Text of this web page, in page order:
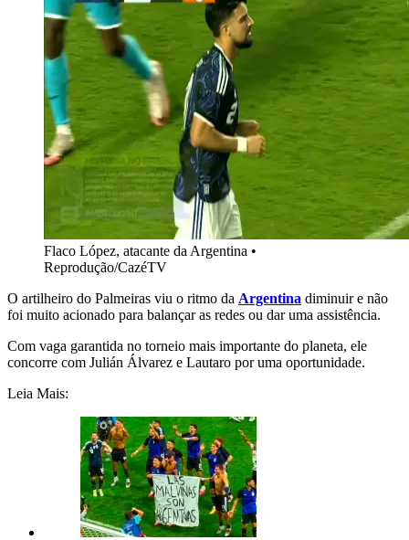
Flaco López, atacante da Argentina •
Reprodução/CazéTV
O artilheiro do Palmeiras viu o ritmo da Argentina diminuir e não
foi muito acionado para balançar as redes ou dar uma assistência.
Com vaga garantida no torneio mais importante do planeta, ele
concorre com Julián Álvarez e Lautaro por uma oportunidade.
Leia Mais: